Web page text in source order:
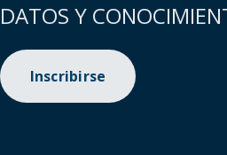
DATOS Y
Inscribirse